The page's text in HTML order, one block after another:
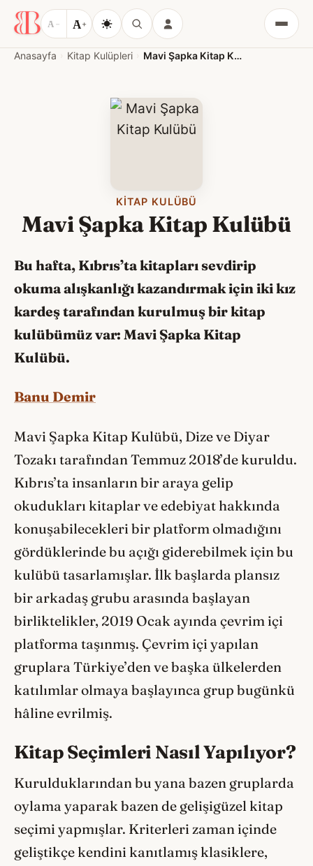
A − A+
Menü
Anasayfa Kitap Kulüpleri Mavi Şapka Kitap Kulübü
KITAP KULÜBÜ
Mavi Şapka Kitap Kulübü
Bu hafta, Kıbrıs’ta kitapları sevdirip
okuma alışkanlığı kazandırmak için iki kız
kardeş tarafından kurulmuş bir kitap
kulübümüz var: Mavi Şapka Kitap
Kulübü.
Banu Demir
Mavi Şapka Kitap Kulübü, Dize ve Diyar
Tozakı tarafından Temmuz 2018’de kuruldu.
Kıbrıs’ta insanların bir araya gelip
okudukları kitaplar ve edebiyat hakkında
konuşabilecekleri bir platform olmadığını
gördüklerinde bu açığı giderebilmek için bu
kulübü tasarlamışlar. İlk başlarda plansız
bir arkadaş grubu arasında başlayan
birliktelikler, 2019 Ocak ayında çevrim içi
platforma taşınmış. Çevrim içi yapılan
gruplara Türkiye’den ve başka ülkelerden
katılımlar olmaya başlayınca grup bugünkü
hâline evrilmiş.
Kitap Seçimleri Nasıl Yapılıyor?
Kurulduklarından bu yana bazen gruplarda
oylama yaparak bazen de gelişigüzel kitap
seçimi yapmışlar. Kriterleri zaman içinde
geliştikçe kendini kanıtlamış klasiklere,